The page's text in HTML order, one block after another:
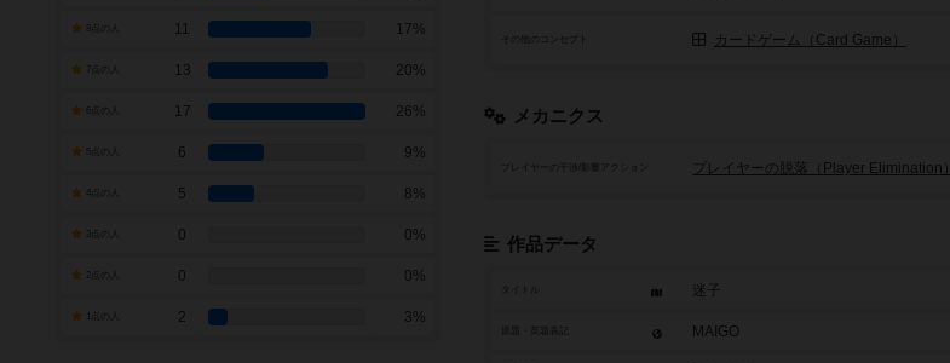
その他のコンセプト カードゲーム（Card Game）
メカニクス
プレイヤーの干渉/影響アクション プレイヤーの脱落（Player Elimination）
作品データ
タイトル 迷子
MAIGO
11 17%
7点の人 13 20%
17 26%
6 9%
5 8%
0 0%
0 0%
2 3%